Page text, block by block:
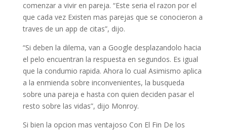
comenzar a vivir en pareja. “Este seri­a el razon por el
que cada vez Existen mas parejas que se conocieron a
traves de un app de citas”, dijo.
“Si deben la dilema, van a Google desplazandolo hacia
el pelo encuentran la respuesta en segundos. Es igual
que la condumio rapida. Ahora lo cual Asimismo aplica
a la enmienda sobre inconvenientes, la busqueda
sobre una pareja e hasta con quien deciden pasar el
resto sobre las vidas”, dijo Monroy.
Si bien la opcion mas ventajoso Con El Fin De los